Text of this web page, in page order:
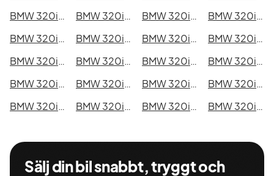
BMW 320i xDrive Touring i Borås
BMW 320i xDrive Touring i Falkenberg BMW 320i xDrive Touring i Gävle
BMW 320i xDrive Touring i Luleå
BMW 320i xDrive Touring i Lund
BMW 320i xDrive Touring i Mönsterås BMW 320i xDrive Touring i Uddevalla
BMW 320i xDrive Touring i Västervik
BMW 320i xDrive Touring i Ystad
BMW 320i xDrive Touring i Östersund BMW 320i xDrive Touring i Borlänge
BMW 320i xDrive Touring i Kiruna
BMW 320i xDrive Touring i Nyköping
BMW 320i xDrive Touring i Oskarshamn BMW 320i xDrive Touring i Sigtuna
BMW 320i xDrive Touring i Skellefteå
BMW 320i xDrive Touring i Skövde
BMW 320i xDrive Touring i Trollhättan BMW 320i xDrive Touring i Alingsås BMW 320i xDrive Touring i Båstad
Sälj din bil snabbt, tryggt och